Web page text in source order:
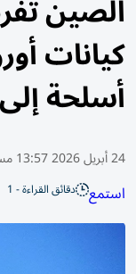
كيانات
أسلحة
24 أبريل 2026 13:57 مساء
استمع دقائق القراءة - 1